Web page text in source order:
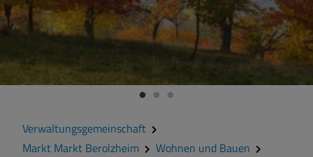
Grußwort
Kontakt
Zahlen und Daten
Geschichte
Verwaltungsgemeinschaft
Markt Markt Berolzheim
Wohnen und Bauen